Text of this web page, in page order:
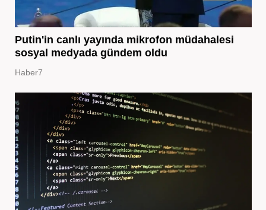
Putin'in canlı yayında mikrofon müdahalesi
sosyal medyada gündem oldu
Haber7